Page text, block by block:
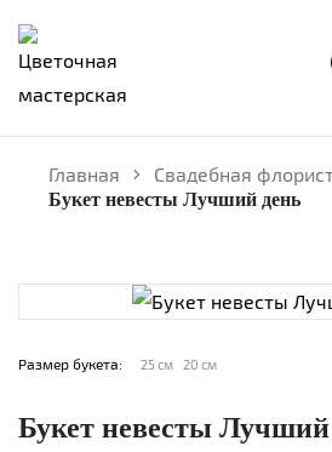
Главная Свадебная
Букет невесты Лучший день
Размер букета: 25 см 20 см
Букет невесты Лучший